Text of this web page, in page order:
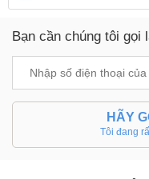
Bạn cần chúng tôi gọi
HÃY
Tôi đang